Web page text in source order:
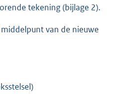
tekening (bijlage 2).
van de nieuwe